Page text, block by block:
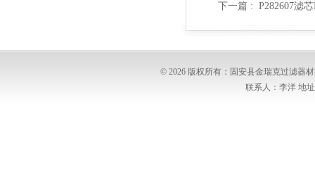
下一篇 : P282607滤
© 2026 版权所有：固安县金瑞克过滤器
联系人：李洋 地